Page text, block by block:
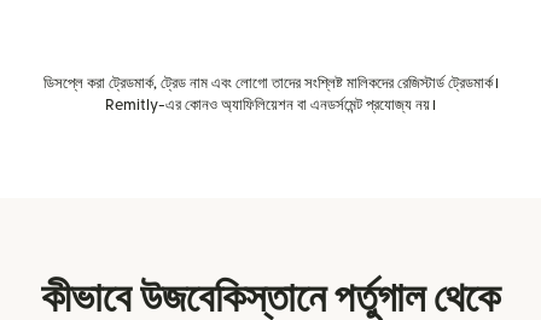
ডিসপ্লে করা ট্রেডমার্ক, ট্রেড নাম এবং লোগো তাদের সংশ্লিষ্ট মালিকদের রেজিস্টার্ড ট্রেডমার্ক।
Remitly-এর কোনও অ্যাফিলিয়েশন বা এনডর্সমেন্ট প্রযোজ্য নয়।
কীভাবে উজবেকিস্তানে পর্তুগাল থেকে